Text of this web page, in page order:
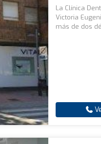
La Clínica
Victoria
más de dos